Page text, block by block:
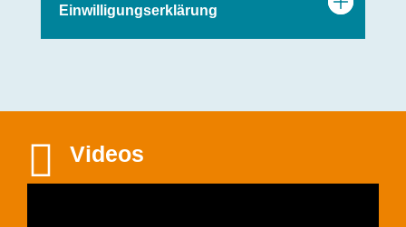
Einwilligungserklärung
 Videos